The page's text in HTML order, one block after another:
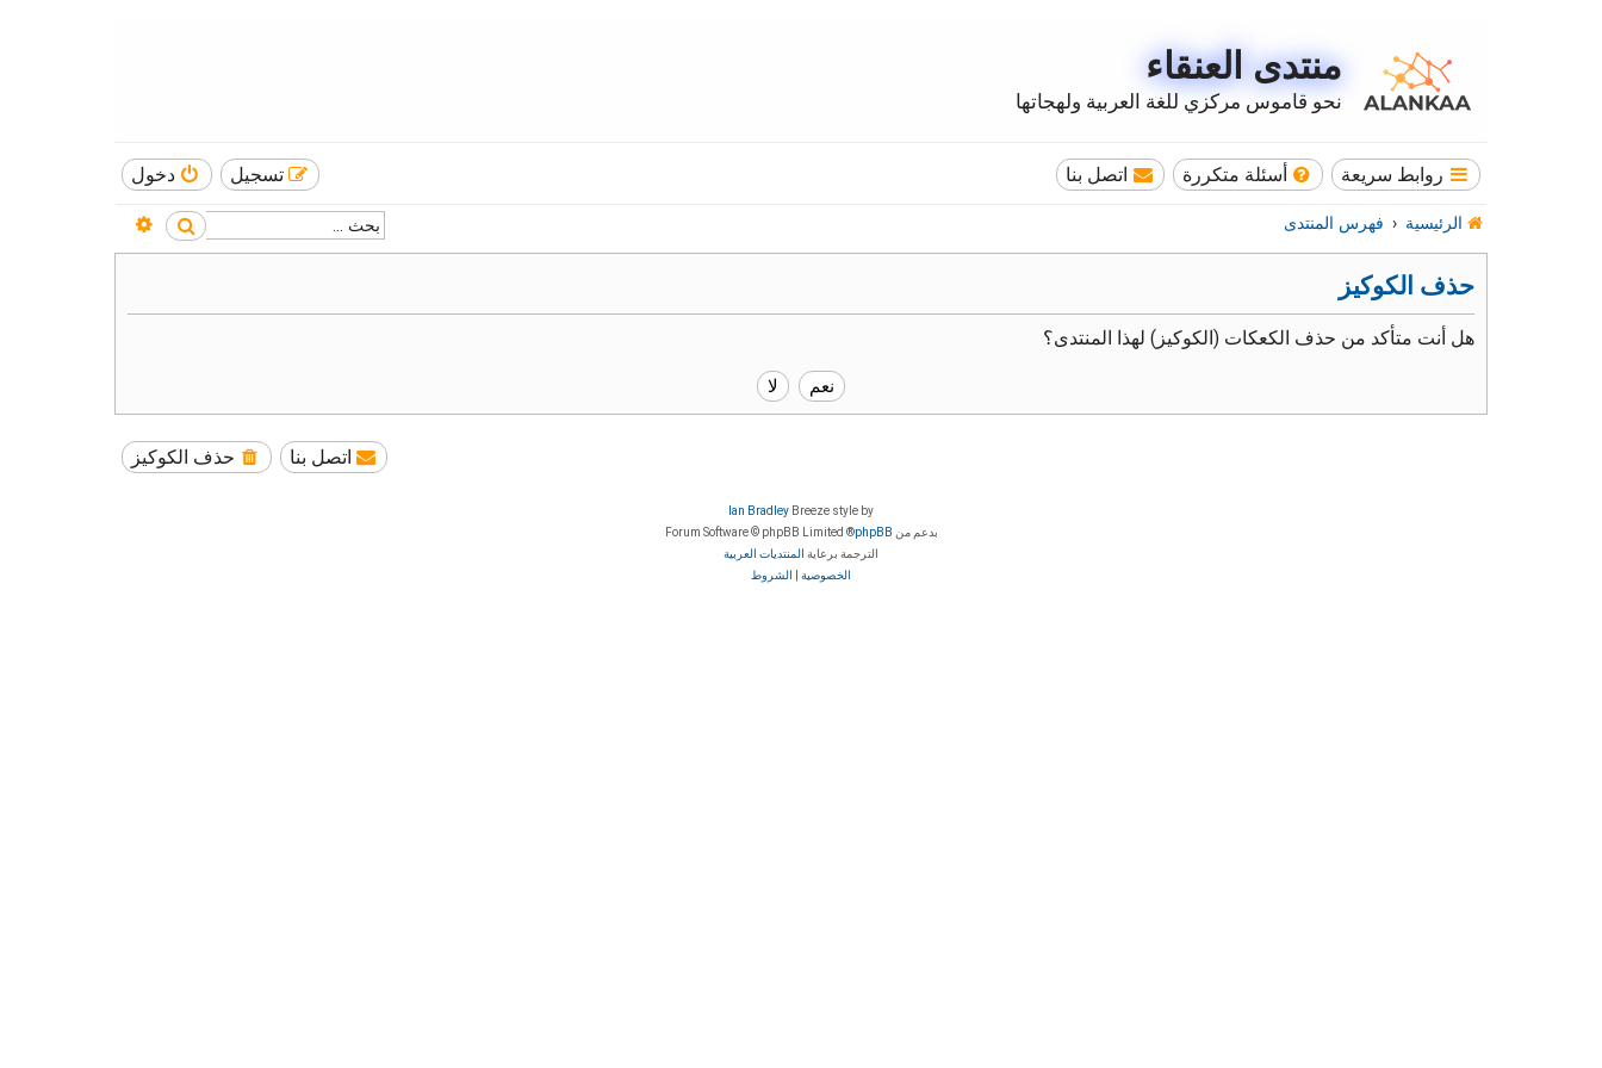
منتدى العنقاء
نحو قاموس مركزي للغة العربية ولهجاتها
روابط سريعة أسئلة متكررة اتصل بنا دخول تسجيل
الرئيسية فهرس المنتدى بحث
حذف الكوكيز
هل أنت متأكد من حذف الكعكات (الكوكيز) لهذا المنتدى؟
حذف الكوكيز اتصل بنا
Breeze style by
Ian Bradley
بدعم من phpBB
® Forum Software © phpBB Limited
الترجمة برعاية المنتديات العربية
الخصوصية
الشروط